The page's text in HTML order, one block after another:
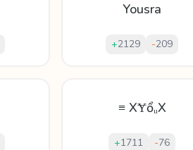
Yousra
+2129 -209
≡ XɎổᵤX
+1711 -76